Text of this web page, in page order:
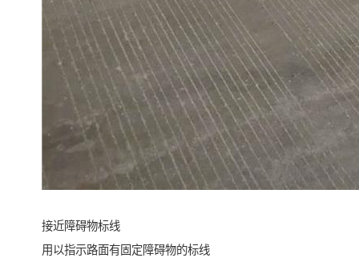
接近障碍物标线
用以指示路面有固定障碍物的标线